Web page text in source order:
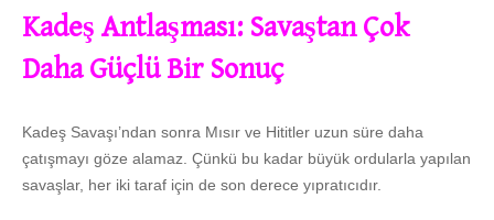
Kadeş Antlaşması: Savaştan Çok
Daha Güçlü Bir Sonuç
Kadeş Savaşı’ndan sonra Mısır ve Hititler uzun süre daha
çatışmayı göze alamaz. Çünkü bu kadar büyük ordularla yapılan
savaşlar, her iki taraf için de son derece yıpratıcıdır.